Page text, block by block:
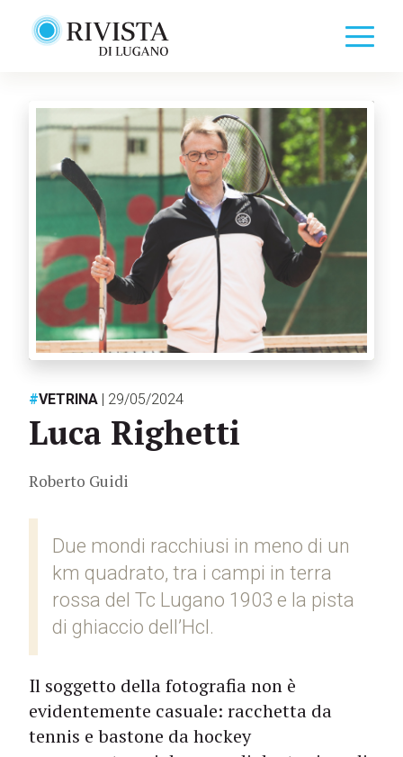
#VETRINA | 29/05/2024
Luca Righetti
Roberto Guidi
Due mondi racchiusi in meno di un
km quadrato, tra i campi in terra
rossa del Tc Lugano 1903 e la pista
di ghiaccio dell’Hcl.
Il soggetto della fotografia non è
evidentemente casuale: racchetta da
tennis e bastone da hockey